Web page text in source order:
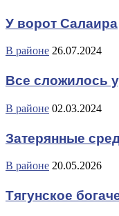
У ворот Салаира
В районе 26.07.2024
Все сложилось
В районе 02.03.2024
Затерянные
В районе 20.05.2026
Тягунское